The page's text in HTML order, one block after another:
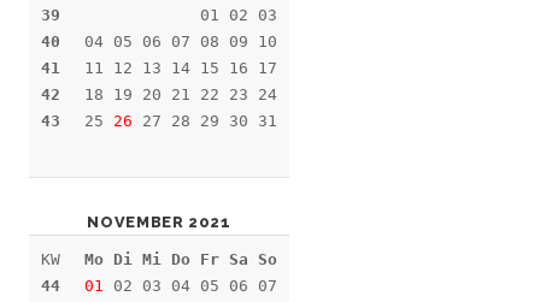
39
40
41
42
43
01 02 03
04 05 06 07 08 09 10
11 12 13 14 15 16 17
18 19 20 21 22 23 24
25 26 27 28 29 30 31
NOVEMBER 2021
KW
44
Mo Di Mi Do Fr Sa So
01
02 03 04 05 06 07